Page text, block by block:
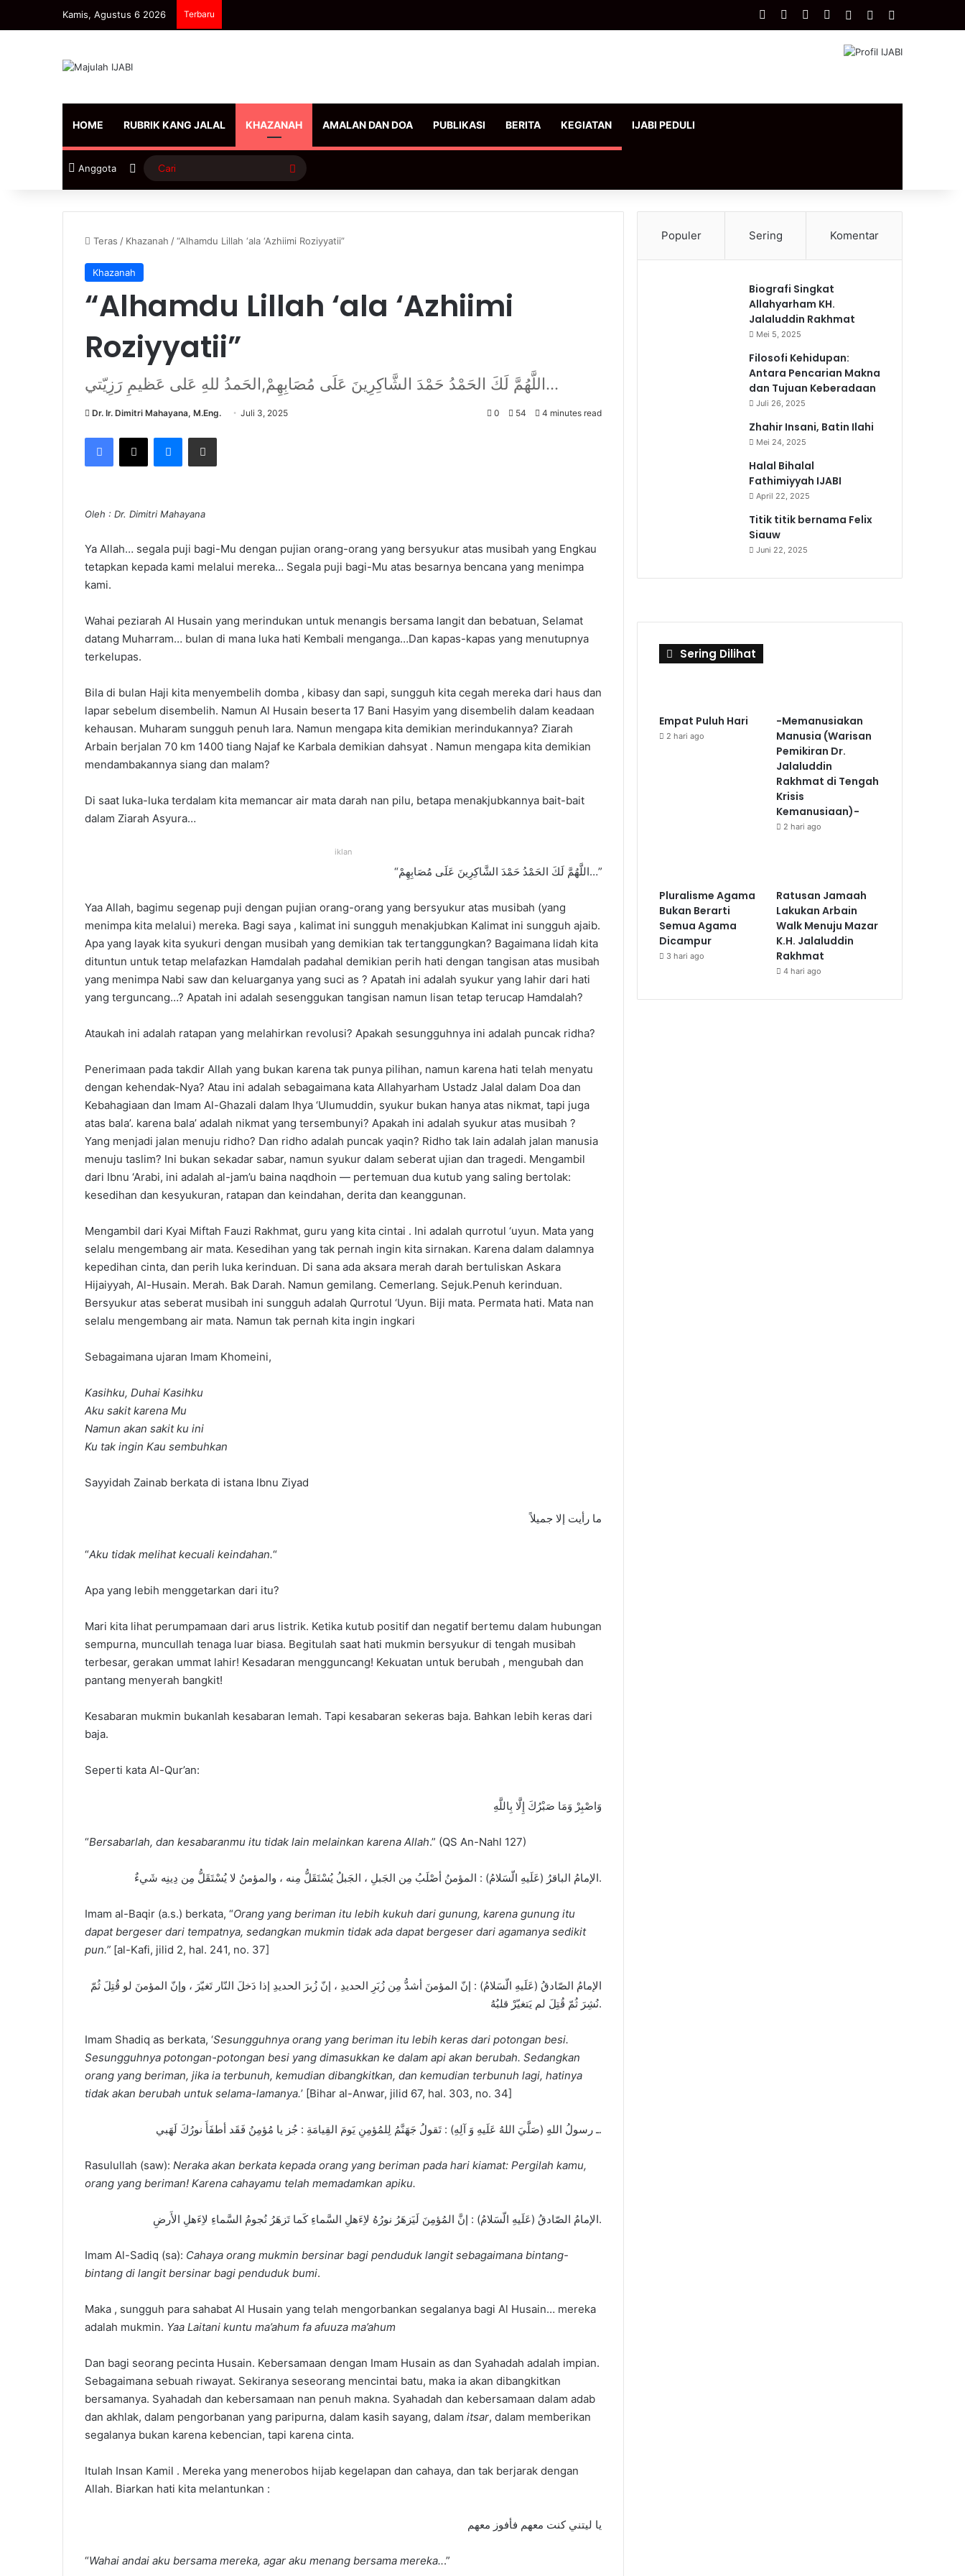
Kamis, Agustus 6 2026 Terbaru Facebook YouTubeInstagram
Log InArtikel Acak
HOME RUBRIK KANG JALAL KHAZANAH AMALAN DAN DOA PUBLIKASI BERITA KEGIATAN IJABI PEDULI
Anggota Sidebar Cari
Teras / Khazanah /“Alhamdu Lillah ‘ala ‘Azhiimi Roziyyatii”
Khazanah
“Alhamdu Lillah ‘ala ‘Azhiimi
Roziyyatii”
اللَّهُمَّ لَكَ الحَمْدُ حَمْدَ الشَّاكِرِينَ عَلَى مُصَابِهِمْ,الحَمدُ للهِ عَلى عَظيمِ رَزِيّتي...
Dr. Ir. Dimitri Mahayana, M.Eng. Juli 3, 2025 0 54 4 minutes read
Facebook
X Messenger
Share via Email
Oleh : Dr. Dimitri Mahayana
Ya Allah… segala puji bagi-Mu dengan pujian orang-orang yang bersyukur atas musibah yang Engkau
tetapkan kepada kami melalui mereka… Segala puji bagi-Mu atas besarnya bencana yang menimpa
kami.
Wahai peziarah Al Husain yang merindukan untuk menangis bersama langit dan bebatuan, Selamat
datang Muharram… bulan di mana luka hati Kembali menganga…Dan kapas-kapas yang menutupnya
terkelupas.
Bila di bulan Haji kita menyembelih domba , kibasy dan sapi, sungguh kita cegah mereka dari haus dan
lapar sebelum disembelih. Namun Al Husain beserta 17 Bani Hasyim yang disembelih dalam keadaan
kehausan. Muharam sungguh penuh lara. Namun mengapa kita demikian merindukannya? Ziarah
Arbain berjalan 70 km 1400 tiang Najaf ke Karbala demikian dahsyat . Namun mengapa kita demikian
mendambakannya siang dan malam?
Di saat luka-luka terdalam kita memancar air mata darah nan pilu, betapa menakjubkannya bait-bait
dalam Ziarah Asyura…
iklan
“اللَّهُمَّ لَكَ الحَمْدُ حَمْدَ الشَّاكِرِينَ عَلَى مُصَابِهِمْ…”
Yaa Allah, bagimu segenap puji dengan pujian orang-orang yang bersyukur atas musibah (yang
menimpa kita melalui) mereka. Bagi saya , kalimat ini sungguh menakjubkan Kalimat ini sungguh ajaib.
Apa yang layak kita syukuri dengan musibah yang demikian tak tertanggungkan? Bagaimana lidah kita
dituntun untuk tetap melafazkan Hamdalah padahal demikian perih hati dengan tangisan atas musibah
yang menimpa Nabi saw dan keluarganya yang suci as ? Apatah ini adalah syukur yang lahir dari hati
yang terguncang…? Apatah ini adalah sesenggukan tangisan namun lisan tetap terucap Hamdalah?
Ataukah ini adalah ratapan yang melahirkan revolusi? Apakah sesungguhnya ini adalah puncak ridha?
Penerimaan pada takdir Allah yang bukan karena tak punya pilihan, namun karena hati telah menyatu
dengan kehendak-Nya? Atau ini adalah sebagaimana kata Allahyarham Ustadz Jalal dalam Doa dan
Kebahagiaan dan Imam Al-Ghazali dalam Ihya ‘Ulumuddin, syukur bukan hanya atas nikmat, tapi juga
atas bala’. karena bala’ adalah nikmat yang tersembunyi? Apakah ini adalah syukur atas musibah ?
Yang menjadi jalan menuju ridho? Dan ridho adalah puncak yaqin? Ridho tak lain adalah jalan manusia
menuju taslim? Ini bukan sekadar sabar, namun syukur dalam seberat ujian dan tragedi. Mengambil
dari Ibnu ‘Arabi, ini adalah al-jam’u baina naqdhoin — pertemuan dua kutub yang saling bertolak:
kesedihan dan kesyukuran, ratapan dan keindahan, derita dan keanggunan.
Mengambil dari Kyai Miftah Fauzi Rakhmat, guru yang kita cintai . Ini adalah qurrotul ‘uyun. Mata yang
selalu mengembang air mata. Kesedihan yang tak pernah ingin kita sirnakan. Karena dalam dalamnya
kepedihan cinta, dan perih luka kerinduan. Di sana ada aksara merah darah bertuliskan Askara
Hijaiyyah, Al-Husain. Merah. Bak Darah. Namun gemilang. Cemerlang. Sejuk.Penuh kerinduan.
Bersyukur atas seberat musibah ini sungguh adalah Qurrotul ‘Uyun. Biji mata. Permata hati. Mata nan
selalu mengembang air mata. Namun tak pernah kita ingin ingkari
Sebagaimana ujaran Imam Khomeini,
Kasihku, Duhai Kasihku
Aku sakit karena Mu
Namun akan sakit ku ini
Ku tak ingin Kau sembuhkan
Sayyidah Zainab berkata di istana Ibnu Ziyad
ما رأيت إلا جميلاً
“Aku tidak melihat kecuali keindahan.“
Apa yang lebih menggetarkan dari itu?
Mari kita lihat perumpamaan dari arus listrik. Ketika kutub positif dan negatif bertemu dalam hubungan
sempurna, muncullah tenaga luar biasa. Begitulah saat hati mukmin bersyukur di tengah musibah
terbesar, gerakan ummat lahir! Kesadaran mengguncang! Kekuatan untuk berubah , mengubah dan
pantang menyerah bangkit!
Kesabaran mukmin bukanlah kesabaran lemah. Tapi kesabaran sekeras baja. Bahkan lebih keras dari
baja.
Seperti kata Al-Qur’an:
وَاصْبِرْ وَمَا صَبْرُكَ إِلَّا بِاللَّهِ
“Bersabarlah, dan kesabaranmu itu tidak lain melainkan karena Allah.” (QS An-Nahl 127)
الإمامُ الباقرُ (عَلَيهِ الّسَلامُ) : المؤمنُ أصْلَبُ مِن الجَبلِ ، الجَبلُ يُسْتَقَلُّ مِنه ، والمؤمنُ لا يُسْتَقَلُّ مِن دِينِه شَيءٌ.
Imam al-Baqir (a.s.) berkata, “Orang yang beriman itu lebih kukuh dari gunung, karena gunung itu
dapat bergeser dari tempatnya, sedangkan mukmin tidak ada dapat bergeser dari agamanya sedikit
pun.” [al-Kafi, jilid 2, hal. 241, no. 37]
الإمامُ الصّادقُ (عَلَيهِ الّسَلامُ) : إنّ المؤمنَ أشدُّ مِن زُبَرِ الحديدِ ، إنّ زُبرَ الحديدِ إذا دَخلَ النّار تَغيّرَ ، وإنّ المؤمنَ لو قُتِلَ ثُمّ
نُشِرَ ثُمّ قُتِلَ لم يَتغيّرْ قلبُهُ.
Imam Shadiq as berkata, ‘Sesungguhnya orang yang beriman itu lebih keras dari potongan besi.
Sesungguhnya potongan-potongan besi yang dimasukkan ke dalam api akan berubah. Sedangkan
orang yang beriman, jika ia terbunuh, kemudian dibangkitkan, dan kemudian terbunuh lagi, hatinya
tidak akan berubah untuk selama-lamanya.’ [Bihar al-Anwar, jilid 67, hal. 303, no. 34]
ـ رسولُ اللهِ‏ِ (صَلَّيَ اللهُ عَلَيهِ وَ آلِهِ) : تَقولُ جَهَنَّمُ لِلمُؤمِنِ يَومَ القِيامَةِ : جُز يا مُؤمِنُ فَقَد أطفَأَ نورُكَ لَهَبي.
Rasulullah (saw): Neraka akan berkata kepada orang yang beriman pada hari kiamat: Pergilah kamu,
orang yang beriman! Karena cahayamu telah memadamkan apiku.
الإمامُ الصّادقُ (عَلَيهِ الّسَلامُ) : إنَّ المُؤمِنَ لَيَزهَرُ نورُهُ لاِءَهلِ السَّماءِ كَما تَزهَرُ نُجومُ السَّماءِ لاِءَهلِ الأَرضِ.
Imam Al-Sadiq (sa): Cahaya orang mukmin bersinar bagi penduduk langit sebagaimana bintang-
bintang di langit bersinar bagi penduduk bumi.
Maka , sungguh para sahabat Al Husain yang telah mengorbankan segalanya bagi Al Husain… mereka
adalah mukmin. Yaa Laitani kuntu ma’ahum fa afuuza ma’ahum
Dan bagi seorang pecinta Husain. Kebersamaan dengan Imam Husain as dan Syahadah adalah impian.
Sebagaimana sebuah riwayat. Sekiranya seseorang mencintai batu, maka ia akan dibangkitkan
bersamanya. Syahadah dan kebersamaan nan penuh makna. Syahadah dan kebersamaan dalam adab
dan akhlak, dalam pengorbanan yang paripurna, dalam kasih sayang, dalam itsar, dalam memberikan
segalanya bukan karena kebencian, tapi karena cinta.
Itulah Insan Kamil . Mereka yang menerobos hijab kegelapan dan cahaya, dan tak berjarak dengan
Allah. Biarkan hati kita melantunkan :
يا ليتني كنت معهم فأفوز معهم
“Wahai andai aku bersama mereka, agar aku menang bersama mereka...”
Populer Sering Komentar
Biografi Singkat
Allahyarham KH.
Jalaluddin Rakhmat
Mei 5, 2025
Filosofi Kehidupan:
Antara Pencarian Makna
dan Tujuan Keberadaan
Juli 26, 2025
Zhahir Insani, Batin Ilahi
Mei 24, 2025
Halal Bihalal
Fathimiyyah IJABI
April 22, 2025
Titik titik bernama Felix
Siauw
Juni 22, 2025
Sering Dilihat
Empat Puluh Hari
2 hari ago
-Memanusiakan
Manusia (Warisan
Pemikiran Dr.
Jalaluddin
Rakhmat di Tengah
Krisis
Kemanusiaan)-
2 hari ago
Pluralisme Agama
Bukan Berarti
Semua Agama
Dicampur
3 hari ago
Ratusan Jamaah
Lakukan Arbain
Walk Menuju Mazar
K.H. Jalaluddin
Rakhmat
4 hari ago